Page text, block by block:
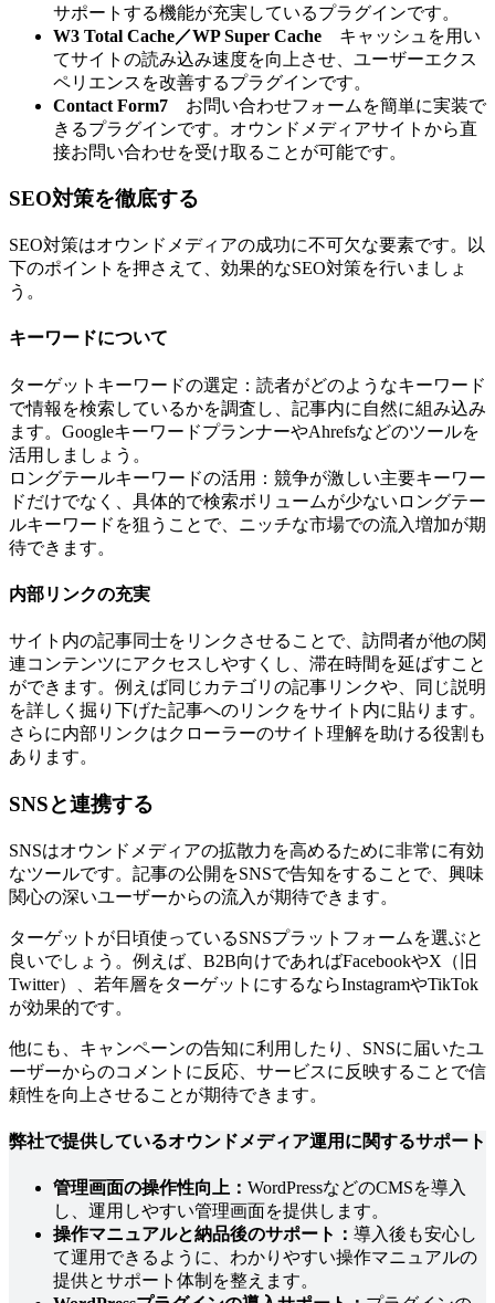
サポートする機能が充実しているプラグインです。
W3 Total Cache／WP Super Cache キャッシュを用い
てサイトの読み込み速度を向上させ、ユーザーエクス
ペリエンスを改善するプラグインです。
Contact Form7 お問い合わせフォームを簡単に実装で
きるプラグインです。オウンドメディアサイトから直
接お問い合わせを受け取ることが可能です。
SEO対策を徹底する
SEO対策はオウンドメディアの成功に不可欠な要素です。以
下のポイントを押さえて、効果的なSEO対策を行いましょ
う。
キーワードについて
ターゲットキーワードの選定：読者がどのようなキーワード
で情報を検索しているかを調査し、記事内に自然に組み込み
ます。GoogleキーワードプランナーやAhrefsなどのツールを
活用しましょう。
ロングテールキーワードの活用：競争が激しい主要キーワー
ドだけでなく、具体的で検索ボリュームが少ないロングテー
ルキーワードを狙うことで、ニッチな市場での流入増加が期
待できます。
内部リンクの充実
サイト内の記事同士をリンクさせることで、訪問者が他の関
連コンテンツにアクセスしやすくし、滞在時間を延ばすこと
ができます。例えば同じカテゴリの記事リンクや、同じ説明
を詳しく掘り下げた記事へのリンクをサイト内に貼ります。
さらに内部リンクはクローラーのサイト理解を助ける役割も
あります。
SNSと連携する
SNSはオウンドメディアの拡散力を高めるために非常に有効
なツールです。記事の公開をSNSで告知をすることで、興味
関心の深いユーザーからの流入が期待できます。
ターゲットが日頃使っているSNSプラットフォームを選ぶと
良いでしょう。例えば、B2B向けであればFacebookやX（旧
Twitter）、若年層をターゲットにするならInstagramやTikTok
が効果的です。
他にも、キャンペーンの告知に利用したり、SNSに届いたユ
ーザーからのコメントに反応、サービスに反映することで信
頼性を向上させることが期待できます。
弊社で提供しているオウンドメディア運用に関するサポート
管理画面の操作性向上： WordPressなどのCMSを導入
し、運用しやすい管理画面を提供します。
操作マニュアルと納品後のサポート： 導入後も安心し
て運用できるように、わかりやすい操作マニュアルの
提供とサポート体制を整えます。